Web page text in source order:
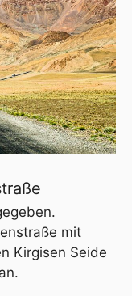
mit
Kirgisen Seide